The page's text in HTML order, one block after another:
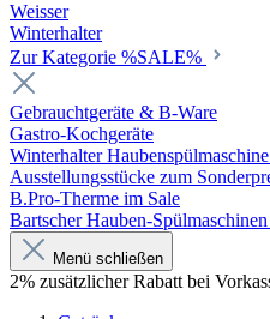
Weisser
Winterhalter
Zur Kategorie %SALE%
Gebrauchtgeräte & B-Ware
Gastro-Kochgeräte
Winterhalter
Ausstellungsstücke zum
B.Pro-Therme im Sale
Bartscher Hauben-
Menü schließen
2% zusätzlicher Rabatt bei